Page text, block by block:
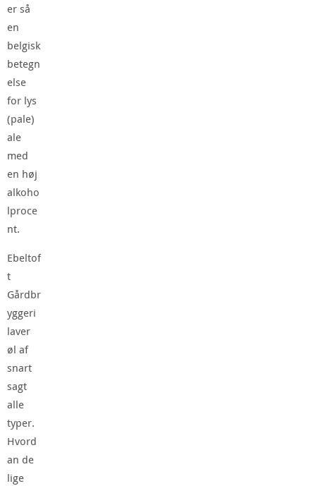
er så
en
belgisk
betegn
else
for lys
(pale)
ale
med
en høj
alkoho
lproce
nt.
Ebeltof
t
Gårdbr
yggeri
laver
øl af
snart
sagt
alle
typer.
Hvord
an de
lige